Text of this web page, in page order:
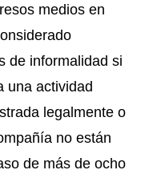
medios en
de informalidad si
una actividad
legalmente o
no están
de más de ocho